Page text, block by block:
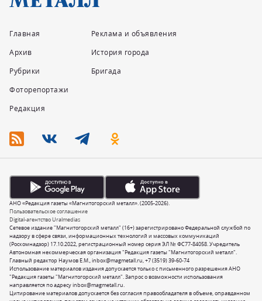
Главная
Архив
Рубрики
Фоторепортажи
Редакция
Реклама и объявления
История города
Бригада
Сетевое издание "Магнитогорский металл" (16+) зарегистрировано Федеральной службой по
надзору в сфере связи, информационных технологий и массовых коммуникаций
(Роскомнадзор) 17.10.2022, регистрационный номер серия ЭЛ № ФС77-84058. Учредитель
Автономная некоммерческая организация "Редакция газеты "Магнитогорский металл".
Главный редактор Наумов Е.М.,inbox@magmetall.ru,+7 (3519) 39-60-74
Использование материалов издания допускается только с письменного разрешения АНО
"Редакция газеты "Магнитогорский металл". Запрос о возможности использования
направляется по адресуinbox@magmetall.ru.
Цитирование материалов допускается без согласия правообладателя в объеме, оправданном
Пользовательское соглашение
Digital-агентство Uralmedias
АНО «Редакция газеты «Магнитогорский металл». (2005-2026).